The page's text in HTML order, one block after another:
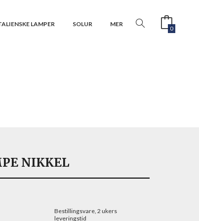
LAMPER SOLUR MER
0
NIKKEL
Bestillingsvare, 2 ukers
leveringstid